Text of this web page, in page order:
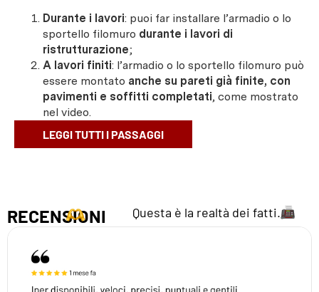
Durante i lavori: puoi far installare l’armadio o lo
sportello filomuro durante i lavori di
ristrutturazione;
A lavori finiti: l’armadio o lo sportello filomuro può
essere montato anche su pareti già finite, con
pavimenti e soffitti completati, come mostrato
nel video.
LEGGI TUTTI I PASSAGGI
RECENSIONI Questa è la realtà dei fatti.